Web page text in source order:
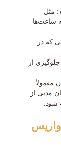
مثل
ساعت‌ها
که در
از
معمولاً
مدتی از
شود.